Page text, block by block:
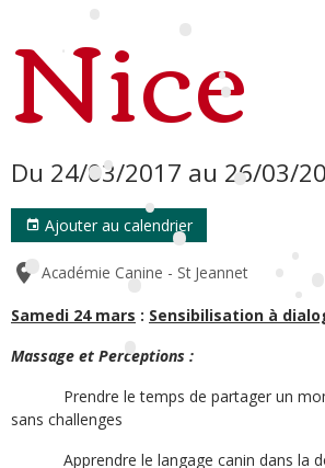
Nice
Du 24/03/2017 au 26/03/
Ajouter au calendrier
Académie Canine - St Jeannet
Samedi 24 mars : Sensibilisation à
Massage et Perceptions :
Prendre le temps de partager un
sans challenges
Apprendre le langage canin dans la
•
•
•
•
•
•
•
•
•
•
•
•
•
•
•